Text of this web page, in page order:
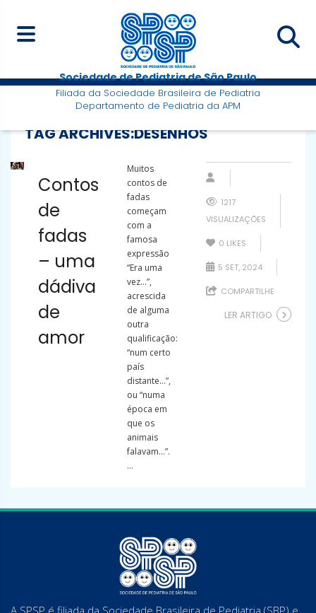
Sociedade de Pediatria de São Paulo
Filiada da Sociedade Brasileira de Pediatria
Departamento de Pediatria da APM
TAG ARCHIVES:DESENHOS
Contos
de
fadas
– uma
dádiva
de
amor
Muitos
contos de
fadas
começam
com a
famosa
expressão
“Era uma
vez…”,
acrescida
de alguma
outra
qualificação:
“num certo
país
distante…”,
ou “numa
época em
que os
animais
falavam…”.
...
1217
VISUALIZAÇÕES
0 LIKES
5 SET, 2024
COMPARTILHE
LER ARTIGO